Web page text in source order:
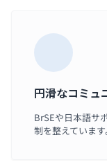
円滑なコミュ
BrSEや日本語サ
制を整えています